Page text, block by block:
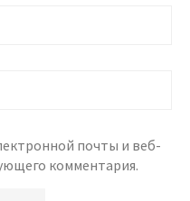
почты и веб-
комментария.